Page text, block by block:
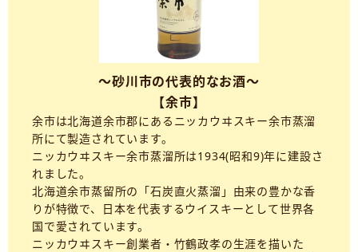
～砂川市の代表的なお酒～
【余市】
余市は北海道余市郡にあるニッカウヰスキー余市蒸溜
所にて製造されています。
ニッカウヰスキー余市蒸溜所は1934(昭和9)年に建設さ
れました。
北海道余市蒸留所の「石炭直火蒸溜」由来の豊かな香
りが特徴で、日本を代表するウイスキーとして世界各
国で愛されています。
ニッカウヰスキー創業者・竹鶴政孝の生涯を描いた